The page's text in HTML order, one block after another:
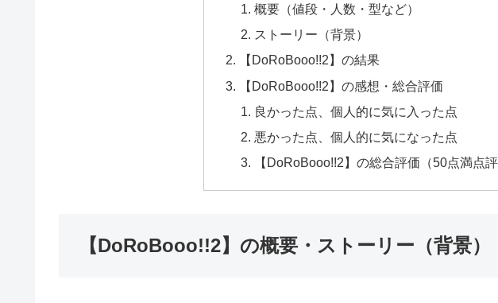
概要（値段・人数・型など）
ストーリー（背景）
【DoRoBooo!!2】の結果
【DoRoBooo!!2】の感想・総合評価
良かった点、個人的に気に入った点
悪かった点、個人的に気になった点
【DoRoBooo!!2】の総合評価（50点満点評
【DoRoBooo!!2】の概要・ストーリー（背景）